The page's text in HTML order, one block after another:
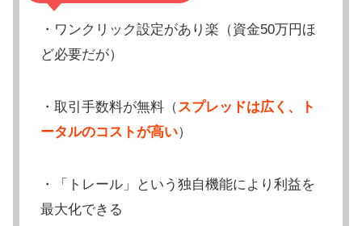
・ワンクリック設定があり楽（資金50万円ほ
ど必要だが）
・取引手数料が無料（ スプレッドは広く、ト
ータルのコストが高い）
・「トレール」という独自機能により利益を
最大化できる